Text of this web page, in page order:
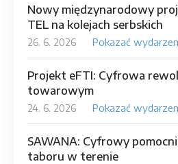
Nowy międzynarodowy
TEL na kolejach serbskich
26. 6. 2026 Pokazać
Projekt eFTI: Cyfrowa
towarowym
24. 6. 2026 Pokazać
SAWANA: Cyfrowy
taboru w terenie